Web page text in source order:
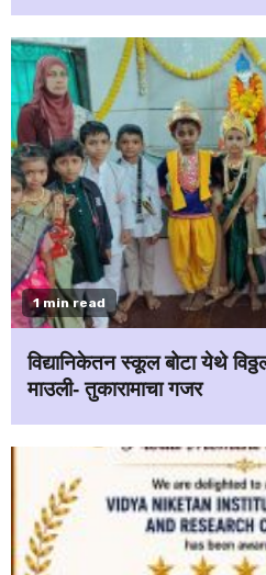
1 min read
विद्यानिकेतन स्कूल बोटा येथे
माउली- तुकारामाचा गजर